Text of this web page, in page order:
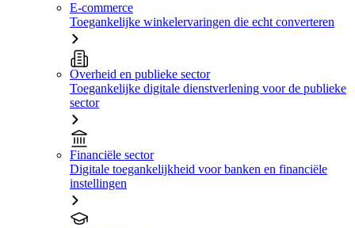
E-commerce
Toegankelijke winkelervaringen die echt converteren
Overheid en publieke sector
Toegankelijke digitale dienstverlening voor de publieke
sector
Financiële sector
Digitale toegankelijkheid voor banken en financiële
instellingen